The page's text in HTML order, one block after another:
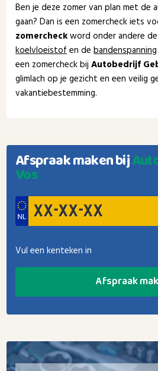
Ben je deze zomer van plan met de
gaan? Dan is een zomercheck iets
zomercheckword onder andere
koelvloeistofen debandenspanning
een zomercheck bijAutobedrijf
glimlach op je gezicht en een veilig
vakantiebestemming.
Afspraak maken bij
Vos
Vul een kenteken in
Afspraak